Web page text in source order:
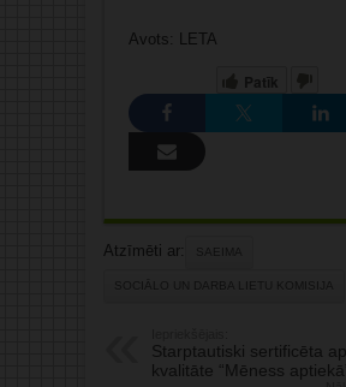
Avots: LETA
Patīk
Atzīmēti ar: SAEIMA
SOCIĀLO UN DARBA LIETU KOMISIJA
Starptautiski sertificēta
kvalitāte “Mēness